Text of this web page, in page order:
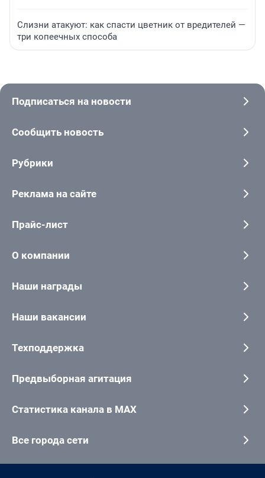
Слизни атакуют: как спасти цветник от вредителей —
три копеечных способа
Подписаться на новости
Сообщить новость
Рубрики
Реклама на сайте
Прайс-лист
О компании
Наши награды
Наши вакансии
Техподдержка
Предвыборная агитация
Статистика канала в MAX
Все города сети